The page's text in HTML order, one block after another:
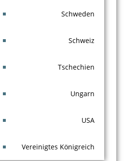
Schweden
Schweiz
Tschechien
Ungarn
USA
Vereinigtes Königreich